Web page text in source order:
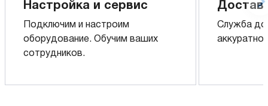
Настройка и сервис
Подключим и настроим
оборудование. Обучим ваших
сотрудников.
Служба
аккуратно